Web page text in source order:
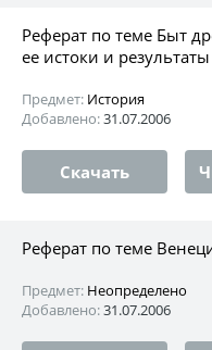
Реферат по теме Быт
ее истоки и результаты
Предмет: История
Добавлено:31.07.2006
Скачать
Реферат по теме
Предмет: Неопределено
Добавлено:31.07.2006